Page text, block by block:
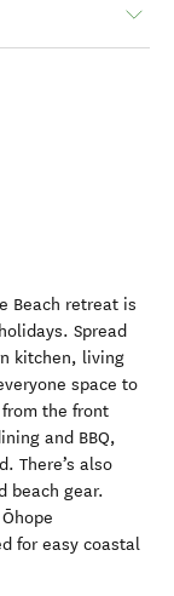
Beach retreat is
Spread
kitchen, living
space to
the front
and BBQ,
There’s also
beach gear.
for easy coastal